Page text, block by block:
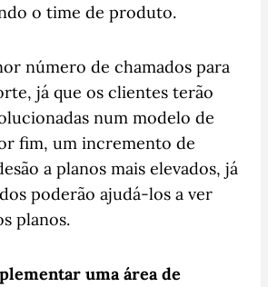
o time de produto.
número de chamados para
já que os clientes terão
num modelo de
fim, um incremento de
a planos mais elevados, já
poderão ajudá-los a ver
planos.
uma área de